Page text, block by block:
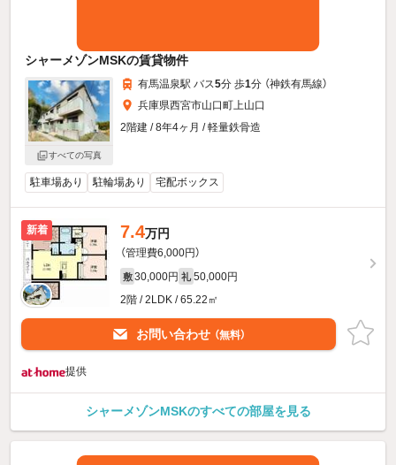
シャーメゾンMSKの賃貸物件
すべての写真
有馬温泉駅 バス5分 歩1分 （神鉄有馬線）
兵庫県西宮市山口町上山口
2階建 / 8年4ヶ月 / 軽量鉄骨造
駐車場あり 駐輪場あり 宅配ボックス
新着 7.4万円
（管理費6,000円）
敷 30,000円 礼 50,000円
2階 / 2LDK / 65.22㎡
お問い合わせ （無料）
提供
シャーメゾンMSKのすべての部屋を見る